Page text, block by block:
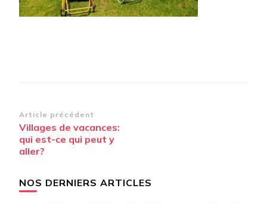
Navigation
d’article
Article précédent
Villages de vacances:
qui est-ce qui peut y
aller?
NOS DERNIERS ARTICLES